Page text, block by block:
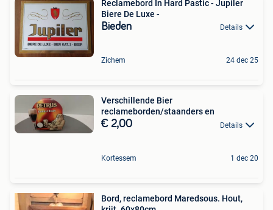
Reclamebord In Hard Pastic - Jupiler
Biere De Luxe -
Bieden Details
Zichem 24 dec 25
Verschillende Bier
reclameborden/staanders en
€ 2,00 Details
Kortessem 1 dec 20
Bord, reclamebord Maredsous. Hout,